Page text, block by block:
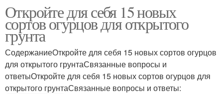
Откройте для себя 15 новых
сортов огурцов для открытого
грунта
СодержаниеОткройте для себя 15 новых сортов огурцов
для открытого грунтаСвязанные вопросы и
ответыОткройте для себя 15 новых сортов огурцов для
открытого грунтаСвязанные вопросы и ответы: